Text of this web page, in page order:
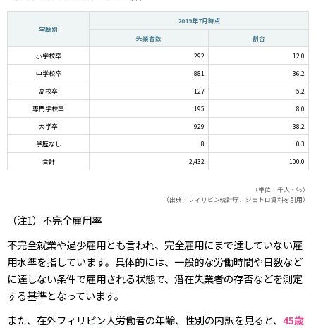
学歴別
2019年7月時点
失業者数 割合
小学校卒 292 12.0
中学校卒 881 36.2
高校卒 127 5.2
専門学校卒 195 8.0
大学卒 929 38.2
学歴なし 8 0.3
合計 2,432 100.0
（単位：千人・％）
（出典：フィリピン統計庁、ジェトロ資料を引用）
（注1）不完全雇用率
不完全就業や過少雇用とも言われ、完全雇用にまで達していない雇
用水準を指しています。具体的には、一般的な労働時間や日数など
に達しない条件で雇用される状態で、潜在失業者の存否などを測定
する基準となっています。
また、在外フィリピン人労働者の年齢、性別の内訳を見ると、 45歳